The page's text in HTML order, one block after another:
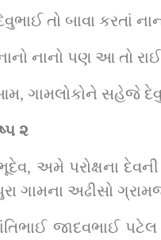
તો બાવા કરતાં
નાનો પણ આ તો
ગામલોકોને સહેજે
૨
અમે પરોક્ષના
ગામના અઢીસો
જાદવભાઈ પટેલ બોરના ઉદ્‌ઘાટનના પ્રસંગે ગુરુવર્ય પ.પૂ. બાપજીને મણિપુરા ગામે